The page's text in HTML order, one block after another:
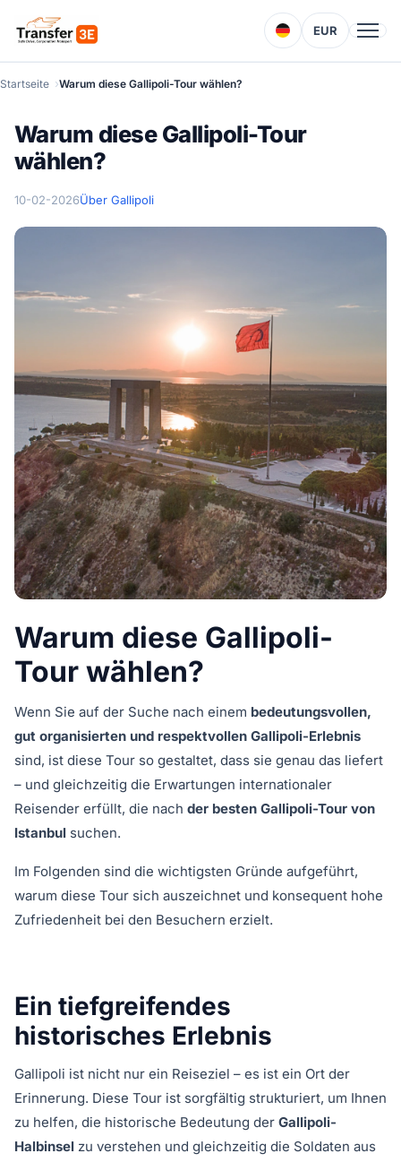
EUR
Startseite Warum diese Gallipoli-Tour wählen?
Warum diese Gallipoli-Tour
wählen?
10-02-2026Über Gallipoli
Warum diese Gallipoli-
Tour wählen?
Wenn Sie auf der Suche nach einem bedeutungsvollen,
gut organisierten und respektvollen Gallipoli-Erlebnis
sind, ist diese Tour so gestaltet, dass sie genau das liefert
– und gleichzeitig die Erwartungen internationaler
Reisender erfüllt, die nach der besten Gallipoli-Tour von
Istanbul suchen.
Im Folgenden sind die wichtigsten Gründe aufgeführt,
warum diese Tour sich auszeichnet und konsequent hohe
Zufriedenheit bei den Besuchern erzielt.
Ein tiefgreifendes
historisches Erlebnis
Gallipoli ist nicht nur ein Reiseziel – es ist ein Ort der
Erinnerung. Diese Tour ist sorgfältig strukturiert, um Ihnen
zu helfen, die historische Bedeutung der Gallipoli-
Halbinsel zu verstehen und gleichzeitig die Soldaten aus